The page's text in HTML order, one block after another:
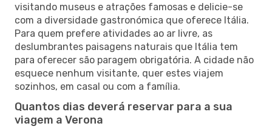
visitando museus e atrações famosas e delicie-se
com a diversidade gastronómica que oferece Itália.
Para quem prefere atividades ao ar livre, as
deslumbrantes paisagens naturais que Itália tem
para oferecer são paragem obrigatória. A cidade não
esquece nenhum visitante, quer estes viajem
sozinhos, em casal ou com a família.
Quantos dias deverá reservar para a sua
viagem a Verona